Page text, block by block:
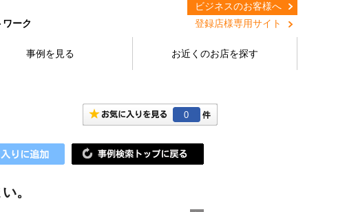
ーク
ビジネスのお客様へ
登録店様専用サイト
事例を見る お近くのお店を探す
0
。